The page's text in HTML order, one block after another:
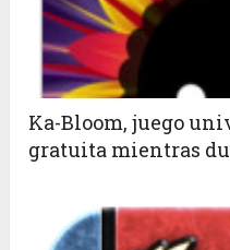
Ka-Bloom, juego
gratuita mientras